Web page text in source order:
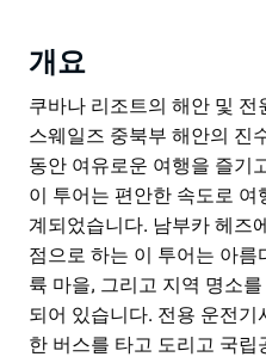
개요
쿠바나 리조트의 해안 및
스웨일즈 중북부 해안의 진
동안 여유로운 여행을 즐기
이 투어는 편안한 속도로 여
계되었습니다. 남부카 헤즈
점으로 하는 이 투어는 아름
륙 마을, 그리고 지역 명소
되어 있습니다. 전용 운전
한 버스를 타고 도리고 국